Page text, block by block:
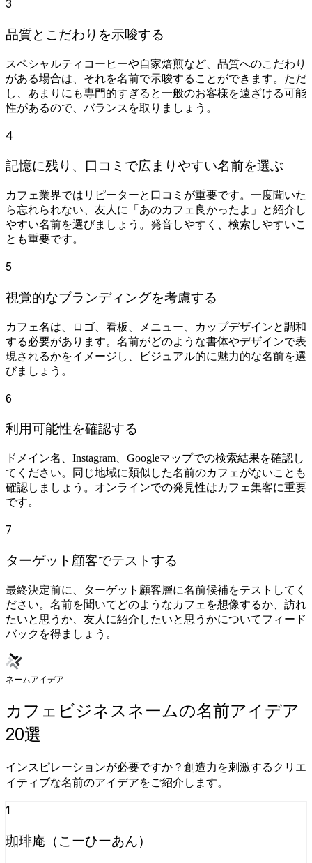
3
品質とこだわりを示唆する
スペシャルティコーヒーや自家焙煎など、品質へのこだわり
がある場合は、それを名前で示唆することができます。ただ
し、あまりにも専門的すぎると一般のお客様を遠ざける可能
性があるので、バランスを取りましょう。
4
記憶に残り、口コミで広まりやすい名前を選ぶ
カフェ業界ではリピーターと口コミが重要です。一度聞いた
ら忘れられない、友人に「あのカフェ良かったよ」と紹介し
やすい名前を選びましょう。発音しやすく、検索しやすいこ
とも重要です。
5
視覚的なブランディングを考慮する
カフェ名は、ロゴ、看板、メニュー、カップデザインと調和
する必要があります。名前がどのような書体やデザインで表
現されるかをイメージし、ビジュアル的に魅力的な名前を選
びましょう。
6
利用可能性を確認する
ドメイン名、Instagram、Googleマップでの検索結果を確認し
てください。同じ地域に類似した名前のカフェがないことも
確認しましょう。オンラインでの発見性はカフェ集客に重要
です。
7
ターゲット顧客でテストする
最終決定前に、ターゲット顧客層に名前候補をテストしてく
ださい。名前を聞いてどのようなカフェを想像するか、訪れ
たいと思うか、友人に紹介したいと思うかについてフィード
バックを得ましょう。
ネームアイデア
カフェビジネスネームの名前アイデア
20選
インスピレーションが必要ですか？創造力を刺激するクリエ
イティブな名前のアイデアをご紹介します。
1
珈琲庵（こーひーあん）